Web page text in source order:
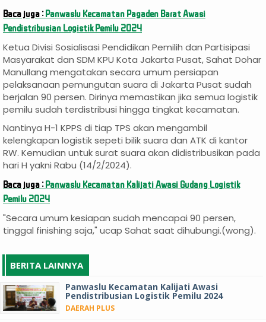
Baca juga :Panwaslu Kecamatan Pagaden Barat Awasi
Pendistribusian Logistik Pemilu 2024
Ketua Divisi Sosialisasi Pendidikan Pemilih dan Partisipasi
Masyarakat dan SDM KPU Kota Jakarta Pusat, Sahat Dohar
Manullang mengatakan secara umum persiapan
pelaksanaan pemungutan suara di Jakarta Pusat sudah
berjalan 90 persen. Dirinya memastikan jika semua logistik
pemilu sudah terdistribusi hingga tingkat kecamatan.
Nantinya H-1 KPPS di tiap TPS akan mengambil
kelengkapan logistik sepeti bilik suara dan ATK di kantor
RW. Kemudian untuk surat suara akan didistribusikan pada
hari H yakni Rabu (14/2/2024).
Baca juga :Panwaslu Kecamatan Kalijati Awasi Gudang Logistik
Pemilu 2024
"Secara umum kesiapan sudah mencapai 90 persen,
tinggal finishing saja," ucap Sahat saat dihubungi.(wong).
BERITA LAINNYA
Panwaslu Kecamatan Kalijati Awasi
Pendistribusian Logistik Pemilu 2024
DAERAH PLUS